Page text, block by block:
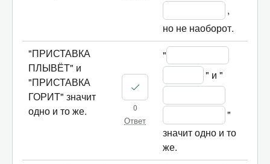
,
"ПРИСТАВКА
ПЛЫВЁТ" и
"ПРИСТАВКА
ГОРИТ" значит
одно и то же.
0
Ответ
"
" и "
"
значит одно и то